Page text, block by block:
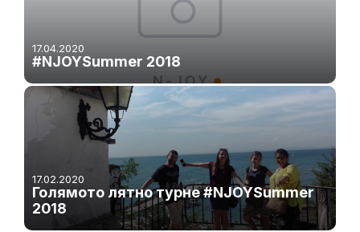
17.04.2020
#NJOYSummer 2018
17.02.2020
Голямото лятно турне #NJOYSummer
2018